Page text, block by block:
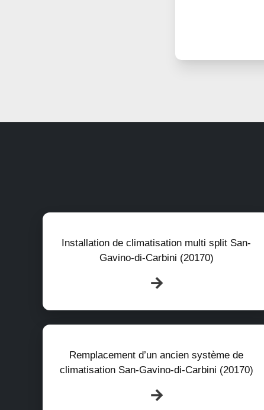
Installation de climatisation multi split San-
Gavino-di-Carbini (20170)
Remplacement d’un ancien système de
climatisation San-Gavino-di-Carbini (20170)